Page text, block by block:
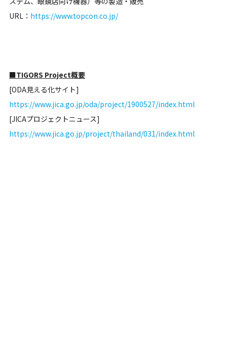
URL： https://www.topcon.co.jp/
■TIGORS Project概要
[ODA見える化サイト]
https://www.jica.go.jp/oda/project/1900527/index.html
[JICAプロジェクトニュース]
https://www.jica.go.jp/project/thailand/031/index.html